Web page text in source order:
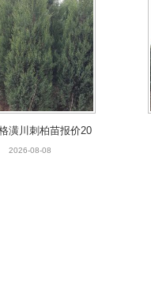
潢川刺柏苗报价20
河南刺柏大量供应
2026-08-08